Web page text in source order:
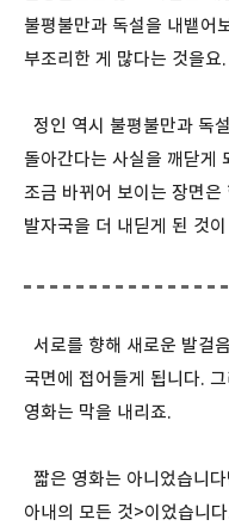
불평불만과 독설을 내뱉어
부조리한 게 많다는 것을요.
정인 역시 불평불만과 독
돌아간다는 사실을 깨닫게
조금 바뀌어 보이는 장면
발자국을 더 내딛게 된 것
서로를 향해 새로운 발걸
국면에 접어들게 됩니다.
영화는 막을 내리죠.
짧은 영화는 아니었습니
아내의 모든 것>이었습니